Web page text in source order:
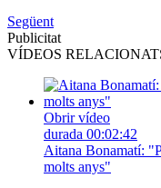
Següent
Publicitat
VÍDEOS
Obrir vídeo
durada 00:02:42
Aitana Bonamatí:
molts anys"